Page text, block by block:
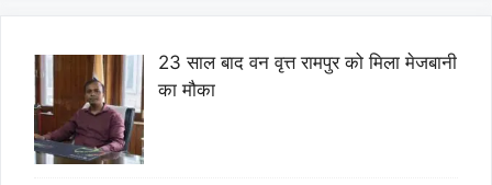
23 साल बाद वन वृत्त रामपुर को मिला मेजबानी
का मौका